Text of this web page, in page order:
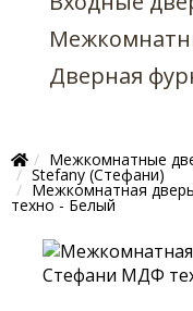
Дверная
Межкомнатные
Stefany (Стефани)
Межкомнатная
техно - Белый